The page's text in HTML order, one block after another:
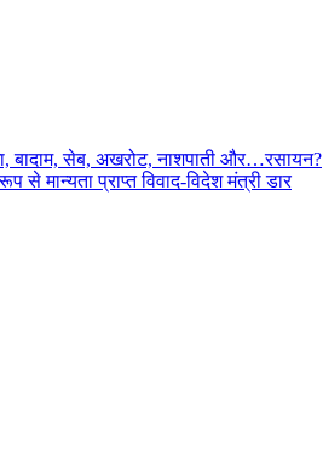
बादाम, सेब, अखरोट, नाशपाती और…रसायन?
से मान्यता प्राप्त विवाद-विदेश मंत्री डार